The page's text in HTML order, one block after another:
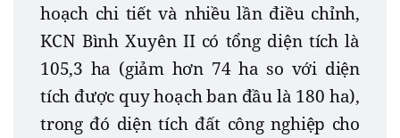
hoạch chi tiết và nhiều lần điều chỉnh,
KCN Bình Xuyên II có tổng diện tích là
105,3 ha (giảm hơn 74 ha so với diện
tích được quy hoạch ban đầu là 180 ha),
trong đó diện tích đất công nghiệp cho